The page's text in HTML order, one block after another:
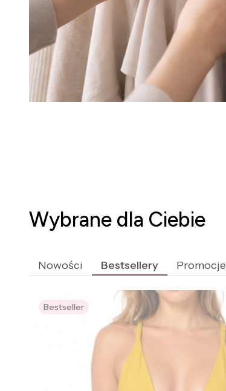
Wybrane dla Ciebie
Nowości Bestsellery Promocje
Bestseller